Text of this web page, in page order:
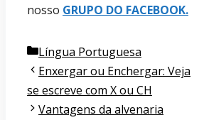
nosso GRUPO DO FACEBOOK.
Categorias
Língua Portuguesa
Enxergar ou Enchergar: Veja
se escreve com X ou CH
Vantagens da alvenaria